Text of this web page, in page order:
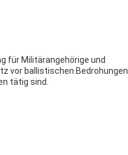
für Militärangehörige und
vor ballistischen Bedrohungen
tätig sind.